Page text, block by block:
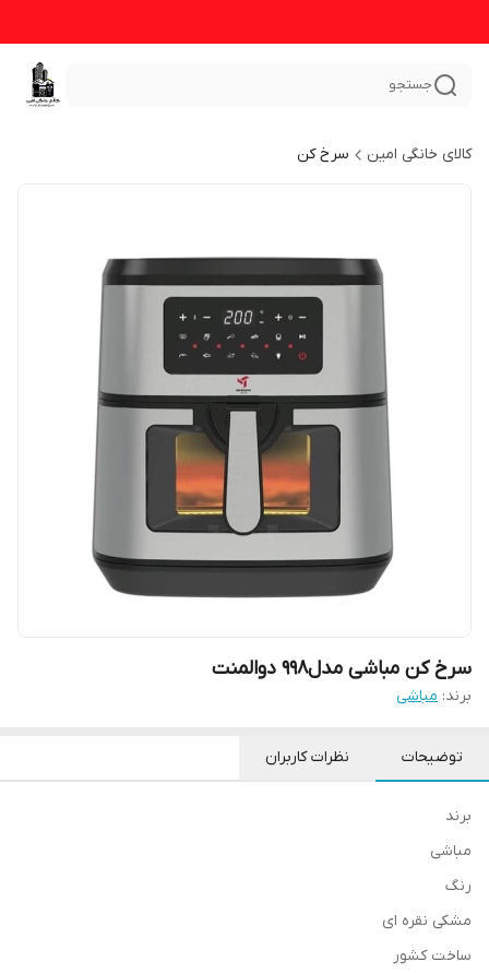
جستجو
کالای خانگی امین سرخ کن
سرخ کن مباشی مدل998 دوالمنت
برند: مباشی
توضیحات نظرات کاربران
برند
مباشی
رنگ
مشکی نقره ای
ساخت کشور